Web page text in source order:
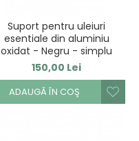
Suport pentru uleiuri
esentiale din aluminiu
oxidat - Negru - simplu
150,00 Lei
ADAUGĂ ÎN COŞ